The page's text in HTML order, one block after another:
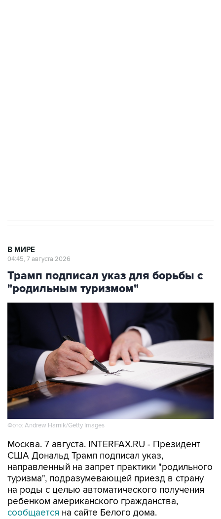
В МИРЕ
04:45, 7 августа 2026
Трамп подписал указ для борьбы с
"родильным туризмом"
Фото: Andrew Harnik/Getty Images
Москва. 7 августа. INTERFAX.RU - Президент
США Дональд Трамп подписал указ,
направленный на запрет практики "родильного
туризма", подразумевающей приезд в страну
на роды с целью автоматического получения
ребенком американского гражданства,
сообщается на сайте Белого дома.